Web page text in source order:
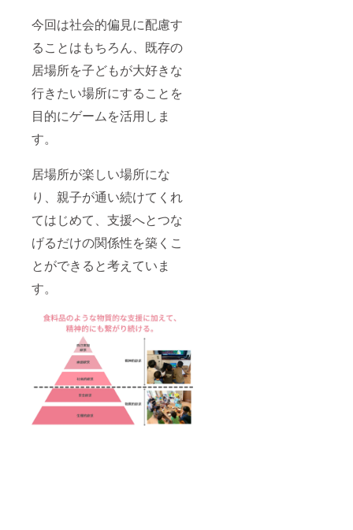
今回は社会的偏見に配慮す
ることはもちろん、既存の
居場所を子どもが大好きな
行きたい場所にすることを
目的にゲームを活用しま
す。
居場所が楽しい場所にな
り、親子が通い続けてくれ
てはじめて、支援へとつな
げるだけの関係性を築くこ
とができると考えていま
す。